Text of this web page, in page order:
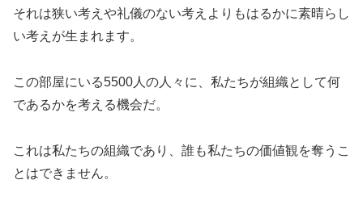
それは狭い考えや礼儀のない考えよりもはるかに素晴らし
い考えが生まれます。
この部屋にいる5500人の人々に、私たちが組織として何
であるかを考える機会だ。
これは私たちの組織であり、誰も私たちの価値観を奪うこ
とはできません。